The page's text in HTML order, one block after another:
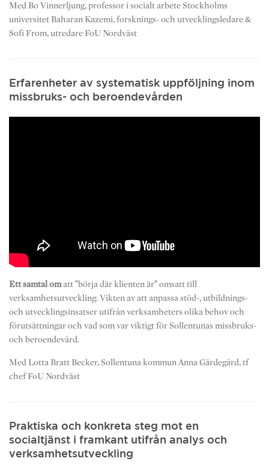
Med Bo Vinnerljung, professor i socialt arbete Stockholms
universitet Baharan Kazemi, forsknings- och utvecklingsledare &
Sofi From, utredare FoU Nordväst
Erfarenheter av systematisk uppföljning inom
missbruks- och beroendevården
Ett samtal omatt ”börja där klienten är” omsatt till
verksamhetsutveckling. Vikten av att anpassa stöd-, utbildnings-
och utvecklingsinsatser utifrån verksamheters olika behov och
förutsättningar och vad som var viktigt för Sollentunas missbruks-
och beroendevård.
Med Lotta Bratt Becker, Sollentuna kommun Anna Gärdegård, tf
chef FoU Nordväst
Praktiska och konkreta steg mot en
socialtjänst i framkant utifrån analys och
verksamhetsutveckling